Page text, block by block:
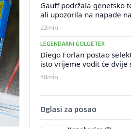
Gauff podržala genetsko
ali upozorila na napade
22min
LEGENDARNI GOLGETER
Diego Forlan postao
isto vrijeme vodit će dvije
40min
Oglasi za posao